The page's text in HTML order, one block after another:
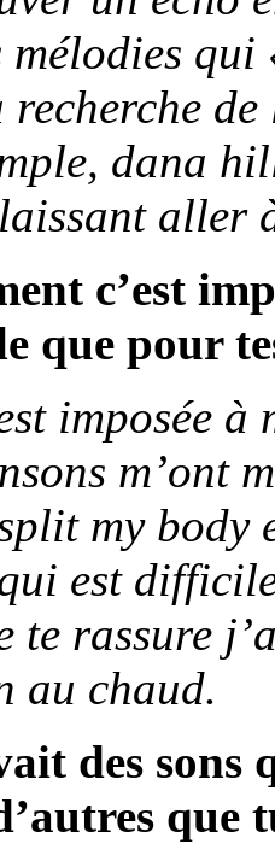
dana
aller
c’est
que pour
imposée
m’ont
my body
est
te rassure
au chaud.
des sons
que